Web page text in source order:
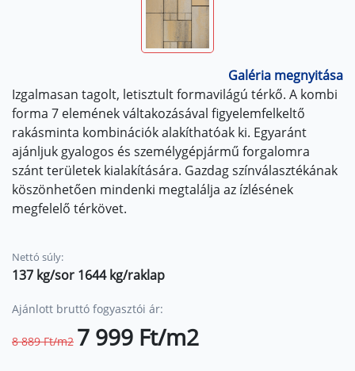
Galéria megnyitása
Izgalmasan tagolt, letisztult formavilágú térkő. A kombi
forma 7 elemének váltakozásával figyelemfelkeltő
rakásminta kombinációk alakíthatóak ki. Egyaránt
ajánljuk gyalogos és személygépjármű forgalomra
szánt területek kialakítására. Gazdag színválasztékának
köszönhetően mindenki megtalálja az ízlésének
megfelelő térkövet.
Nettó súly:
137 kg/sor 1644 kg/raklap
Ajánlott bruttó fogyasztói ár:
8 889 Ft/m2 7 999 Ft/m2